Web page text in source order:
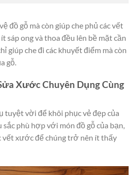
đồ gỗ mà còn giúp che phủ các vết
sáp ong và thoa đều lên bề mặt cần
giúp che đi các khuyết điểm mà còn
gỗ.
Xước Chuyên Dụng Cùng
tuyệt vời để khôi phục vẻ đẹp của
sắc phù hợp với món đồ gỗ của bạn,
vết xước để chúng trở nên ít thấy